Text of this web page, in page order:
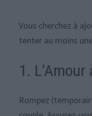
Vous cherchez à
tenter au moins
1. L’Amour
Rompez